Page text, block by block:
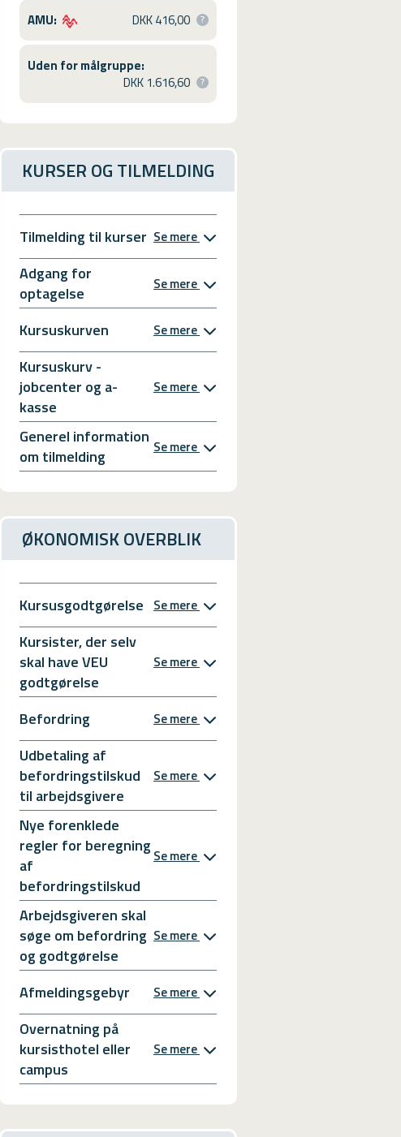
AMU: DKK 416,00
Uden for målgruppe:
DKK 1.616,60
KURSER OG TILMELDING
Tilmelding til kurser Se mere
Adgang for
optagelse
Se mere
Kursuskurven Se mere
Kursuskurv -
jobcenter og a-
kasse
Se mere
Generel information
om tilmelding
Se mere
ØKONOMISK OVERBLIK
Kursusgodtgørelse Se mere
Kursister, der selv
skal have VEU
godtgørelse
Se mere
Befordring Se mere
Udbetaling af
befordringstilskud
til arbejdsgivere
Se mere
Nye forenklede
regler for beregning
af
befordringstilskud
Se mere
Arbejdsgiveren skal
søge om befordring
og godtgørelse
Se mere
Afmeldingsgebyr Se mere
Overnatning på
kursisthotel eller
campus
Se mere